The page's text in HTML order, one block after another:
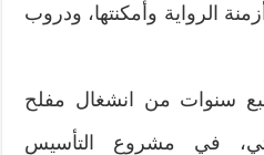
الرواية وأمكنتها، ودروب
سنوات من انشغال مفلح
في مشروع التأسيس